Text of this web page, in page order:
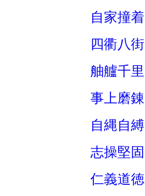
自家撞着
四衢八街
舳艫千里
事上磨錬
自縄自縛
志操堅固
仁義道徳